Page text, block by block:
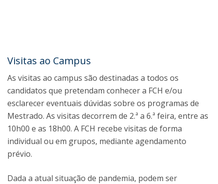
Visitas ao Campus
As visitas ao campus são destinadas a todos os
candidatos que pretendam conhecer a FCH e/ou
esclarecer eventuais dúvidas sobre os programas de
Mestrado. As visitas decorrem de 2.ª a 6.ª feira, entre as
10h00 e as 18h00. A FCH recebe visitas de forma
individual ou em grupos, mediante agendamento
prévio.
Dada a atual situação de pandemia, podem ser